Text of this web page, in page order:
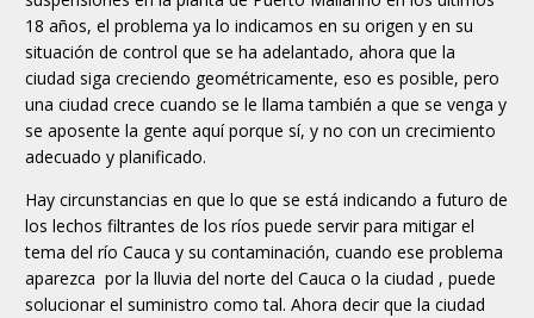
18 años, el problema ya lo indicamos en su origen y en su
situación de control que se ha adelantado, ahora que la
ciudad siga creciendo geométricamente, eso es posible, pero
una ciudad crece cuando se le llama también a que se venga y
se aposente la gente aquí porque sí, y no con un crecimiento
adecuado y planificado.
Hay circunstancias en que lo que se está indicando a futuro de
los lechos filtrantes de los ríos puede servir para mitigar el
tema del río Cauca y su contaminación, cuando ese problema
aparezca por la lluvia del norte del Cauca o la ciudad , puede
solucionar el suministro como tal. Ahora decir que la ciudad